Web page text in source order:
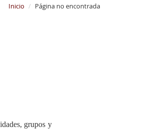
Inicio Página no encontrada
grupos y